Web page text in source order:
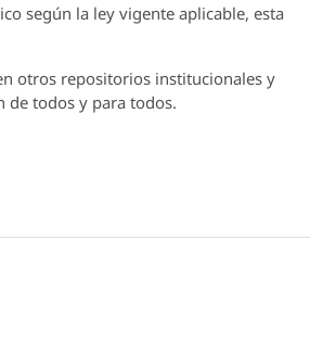
según la ley vigente aplicable, esta
otros repositorios institucionales y
de todos y para todos.